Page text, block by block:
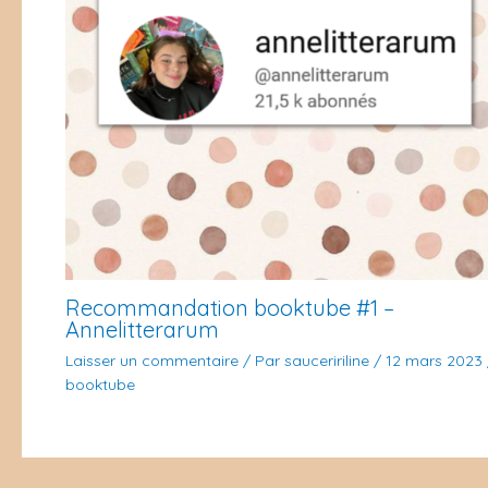
Recommandation booktube #1 –
Annelitterarum
Laisser un commentaire / Par sauceririline / 12 mars 2023
booktube